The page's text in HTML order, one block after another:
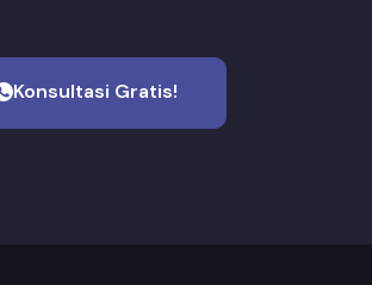
Konsultasi Gratis!